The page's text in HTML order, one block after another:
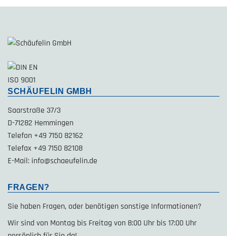
SCHÄUFELIN GMBH
Saarstraße 37/3
D-71282 Hemmingen
Telefon +49 7150 82162
Telefax +49 7150 82108
E-Mail: info@schaeufelin.de
FRAGEN?
Sie haben Fragen, oder benötigen sonstige Informationen?
Wir sind von Montag bis Freitag von 8:00 Uhr bis 17:00 Uhr